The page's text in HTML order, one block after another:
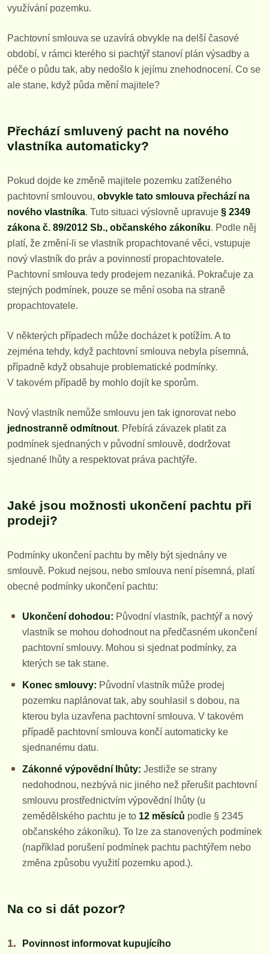
využívání pozemku.
Pachtovní smlouva se uzavírá obvykle na delší časové
období, v rámci kterého si pachtýř stanoví plán výsadby a
péče o půdu tak, aby nedošlo k jejímu znehodnocení. Co se
ale stane, když půda mění majitele?
Přechází smluvený pacht na nového
vlastníka automaticky?
Pokud dojde ke změně majitele pozemku zatíženého
pachtovní smlouvou, obvykle tato smlouva přechází na
nového vlastníka. Tuto situaci výslovně upravuje § 2349
zákona č. 89/2012 Sb., občanského zákoníku. Podle něj
platí, že změní-li se vlastník propachtované věci, vstupuje
nový vlastník do práv a povinností propachtovatele.
Pachtovní smlouva tedy prodejem nezaniká. Pokračuje za
stejných podmínek, pouze se mění osoba na straně
propachtovatele.
V některých případech může docházet k potížím. A to
zejména tehdy, když pachtovní smlouva nebyla písemná,
případně když obsahuje problematické podmínky.
V takovém případě by mohlo dojít ke sporům.
Nový vlastník nemůže smlouvu jen tak ignorovat nebo
jednostranně odmítnout. Přebírá závazek platit za
podmínek sjednaných v původní smlouvě, dodržovat
sjednané lhůty a respektovat práva pachtýře.
Jaké jsou možnosti ukončení pachtu při
prodeji?
Podmínky ukončení pachtu by měly být sjednány ve
smlouvě. Pokud nejsou, nebo smlouva není písemná, platí
obecné podmínky ukončení pachtu:
Ukončení dohodou: Původní vlastník, pachtýř a nový
vlastník se mohou dohodnout na předčasném ukončení
pachtovní smlouvy. Mohou si sjednat podmínky, za
kterých se tak stane.
Konec smlouvy: Původní vlastník může prodej
pozemku naplánovat tak, aby souhlasil s dobou, na
kterou byla uzavřena pachtovní smlouva. V takovém
případě pachtovní smlouva končí automaticky ke
sjednanému datu.
Zákonné výpovědní lhůty: Jestliže se strany
nedohodnou, nezbývá nic jiného než přerušit pachtovní
smlouvu prostřednictvím výpovědní lhůty (u
zemědělského pachtu je to 12 měsíců podle § 2345
občanského zákoníku). To lze za stanovených podmínek
(například porušení podmínek pachtu pachtýřem nebo
změna způsobu využití pozemku apod.).
Na co si dát pozor?
Povinnost informovat kupujícího